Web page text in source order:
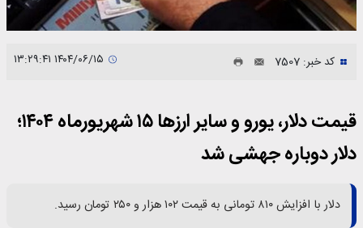
کد خبر: 7507
قیمت دلار، یورو و سایر ارزها ۱۵ شهریورماه ۱۴۰۴؛
دلار دوباره جهشی شد
دلار با افزایش ۸۱۰ تومانی به قیمت ۱۰۲ هزار و ۲۵۰ تومان رسید.